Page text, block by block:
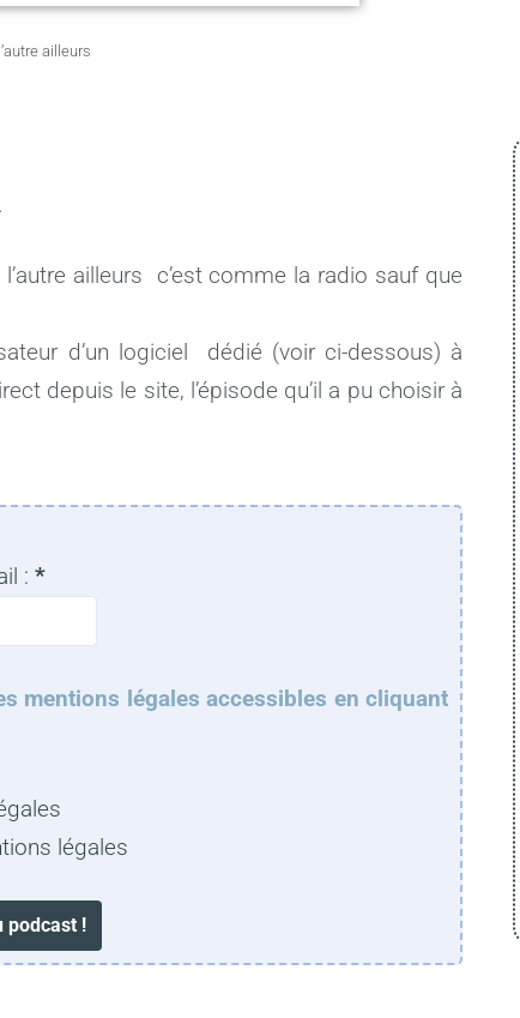
ailleurs
ailleurs c’est comme la radio sauf que
d’un logiciel dédié (voir ci-dessous) à
depuis le site, l’épisode qu’il a pu choisir à
: *
mentions légales accessibles en cliquant
légales